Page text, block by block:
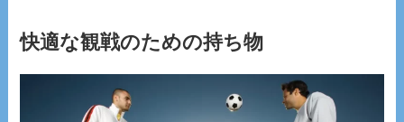
快適な観戦のための持ち物